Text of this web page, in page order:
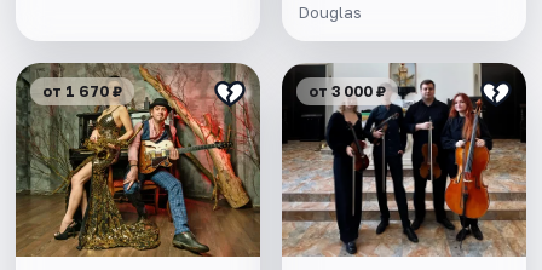
Douglas
от 1 670 ₽ от 3 000 ₽